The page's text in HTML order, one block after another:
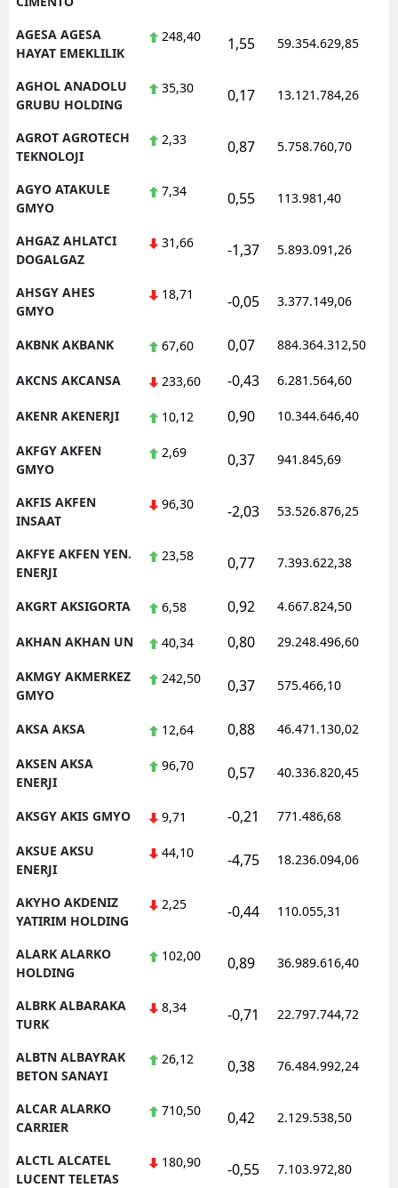
AGESA AGESA
HAYAT EMEKLILIK
248,40 1,55 59.354.629,85
AGHOL ANADOLU
GRUBU HOLDING
35,30 0,17 13.121.784,26
AGROT AGROTECH
TEKNOLOJI
2,33 0,87 5.758.760,70
AGYO ATAKULE
GMYO
7,34 0,55 113.981,40
AHGAZ AHLATCI
DOGALGAZ
31,66 -1,37 5.893.091,26
AHSGY AHES
GMYO
18,71 -0,05 3.377.149,06
AKBNK AKBANK 67,60 0,07 884.364.312,50
AKCNS AKCANSA 233,60 -0,43 6.281.564,60
AKENR AKENERJI 10,12 0,90 10.344.646,40
AKFGY AKFEN
GMYO
2,69 0,37 941.845,69
AKFIS AKFEN
INSAAT
96,30 -2,03 53.526.876,25
AKFYE AKFEN YEN.
ENERJI
23,58 0,77 7.393.622,38
AKGRT AKSIGORTA 6,58 0,92 4.667.824,50
AKHAN AKHAN UN 40,34 0,80 29.248.496,60
AKMGY AKMERKEZ
GMYO
242,50 0,37 575.466,10
AKSA AKSA 12,64 0,88 46.471.130,02
AKSEN AKSA
ENERJI
96,70 0,57 40.336.820,45
AKSGY AKIS GMYO 9,71 -0,21 771.486,68
AKSUE AKSU
ENERJI
44,10 -4,75 18.236.094,06
AKYHO AKDENIZ
YATIRIM HOLDING
2,25 -0,44 110.055,31
ALARK ALARKO
HOLDING
102,00 0,89 36.989.616,40
ALBRK ALBARAKA
TURK
8,34 -0,71 22.797.744,72
ALBTN ALBAYRAK
BETON SANAYI
26,12 0,38 76.484.992,24
ALCAR ALARKO
CARRIER
710,50 0,42 2.129.538,50
ALCTL ALCATEL
LUCENT TELETAS
180,90 -0,55 7.103.972,80